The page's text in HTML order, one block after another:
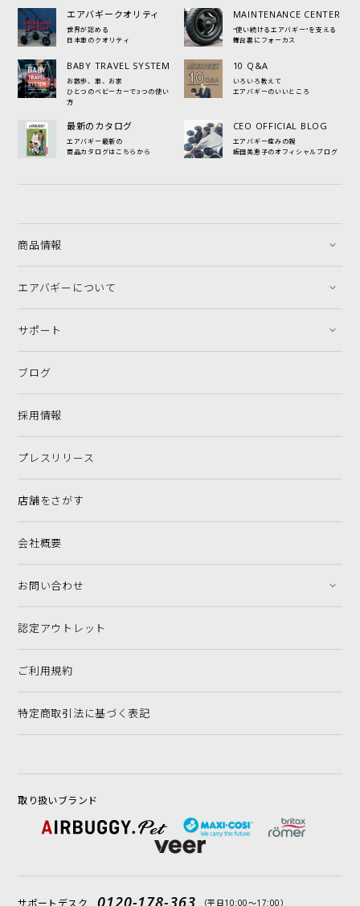
エアバギークオリティ
世界が認める
日本車のクオリティ
MAINTENANCE CENTER
"使い続けるエアバギー"を支える
舞台裏にフォーカス
BABY TRAVEL SYSTEM
お散歩、車、お家
ひとつのベビーカーで3つの使い
方
10 Q&A
いろいろ教えて
エアバギーのいいところ
最新のカタログ
エアバギー最新の
商品カタログはこちらから
CEO OFFICIAL BLOG
エアバギー産みの親
飯田美恵子のオフィシャルブログ
商品情報
エアバギーについて
サポート
ブログ
採用情報
プレスリリース
店舗をさがす
会社概要
お問い合わせ
認定アウトレット
ご利用規約
特定商取引法に基づく表記
取り扱いブランド
サポートデスク 0120-178-363 （平日10:00〜17:00）